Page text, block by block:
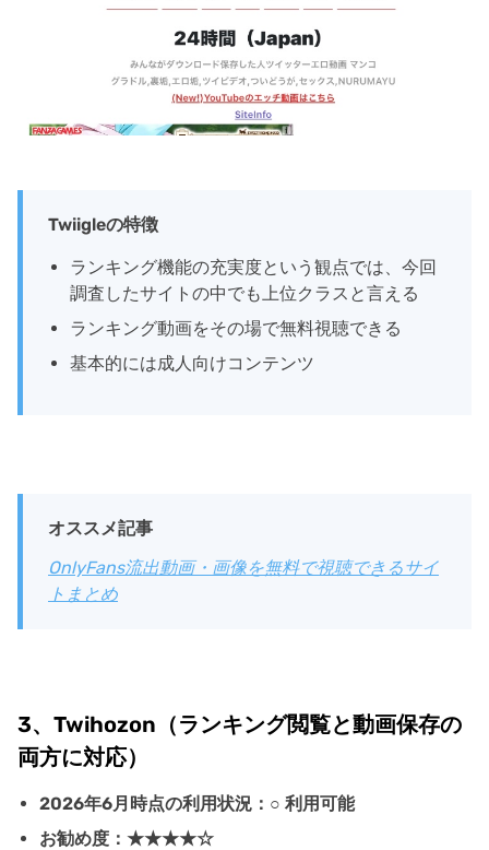
Twiigleの特徴
ランキング機能の充実度という観点では、今回
調査したサイトの中でも上位クラスと言える
ランキング動画をその場で無料視聴できる
基本的には成人向けコンテンツ
オススメ記事
OnlyFans流出動画・画像を無料で視聴できるサイ
トまとめ
3、Twihozon（ランキング閲覧と動画保存の
両方に対応）
2026年6月時点の利用状況：○ 利用可能
お勧め度：★★★★☆